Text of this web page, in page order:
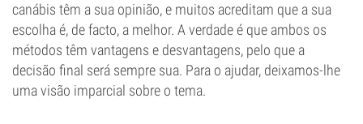
canábis têm a sua opinião, e muitos acreditam que a sua
escolha é, de facto, a melhor. A verdade é que ambos os
métodos têm vantagens e desvantagens, pelo que a
decisão final será sempre sua. Para o ajudar, deixamos-lhe
uma visão imparcial sobre o tema.